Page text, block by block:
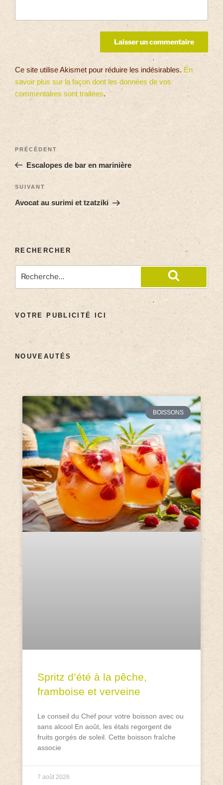
Ce site utilise Akismet pour réduire les indésirables. En
savoir plus sur la façon dont les données de vos
commentaires sont traitées.
PRÉCÉDENT
Escalopes de bar en marinière
SUIVANT
Avocat au surimi et tzatziki
RECHERCHER
VOTRE PUBLICITÉ ICI
NOUVEAUTÉS
BOISSONS
Spritz d’été à la pêche,
framboise et verveine
Le conseil du Chef pour votre boisson avec ou
sans alcool En août, les étals regorgent de
fruits gorgés de soleil. Cette boisson fraîche
associe
7 août 2026